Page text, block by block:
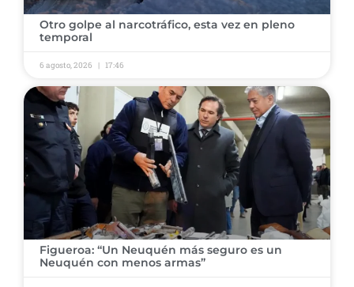
​Otro golpe al narcotráfico, esta vez en pleno
temporal ​
6 agosto, 2026 17:46
​Figueroa: “Un Neuquén más seguro es un
Neuquén con menos armas” ​